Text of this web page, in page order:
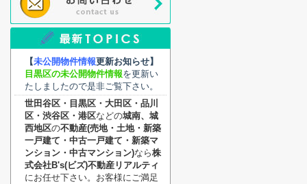
【未公開物件情報更新お知らせ】
目黒区の未公開物件情報を更新い
たしましたので是非ご覧下さい。
世田谷区・目黒区・大田区・品川
区・渋谷区・港区などの城南、城
西地区の不動産(売地・土地・新築
一戸建て・中古一戸建て・新築マ
ンション・中古マンション)なら株
式会社B's(ビズ)不動産リアルティ
にお任せ下さい。お客様にご満足